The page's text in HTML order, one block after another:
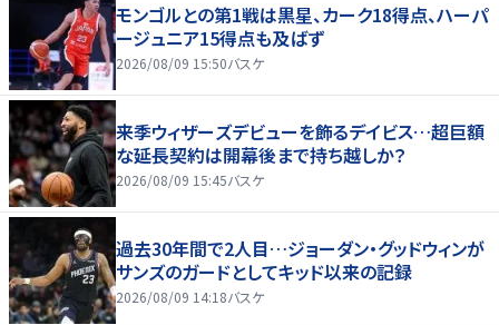
モンゴルとの第1戦は黒星、カーク18得点、ハーパ
ージュニア15得点も及ばず
2026/08/09 15:50バスケ
来季ウィザーズデビューを飾るデイビス…超巨額
な延長契約は開幕後まで持ち越しか？
2026/08/09 15:45バスケ
過去30年間で2人目…ジョーダン・グッドウィンが
サンズのガードとしてキッド以来の記録
2026/08/09 14:18バスケ